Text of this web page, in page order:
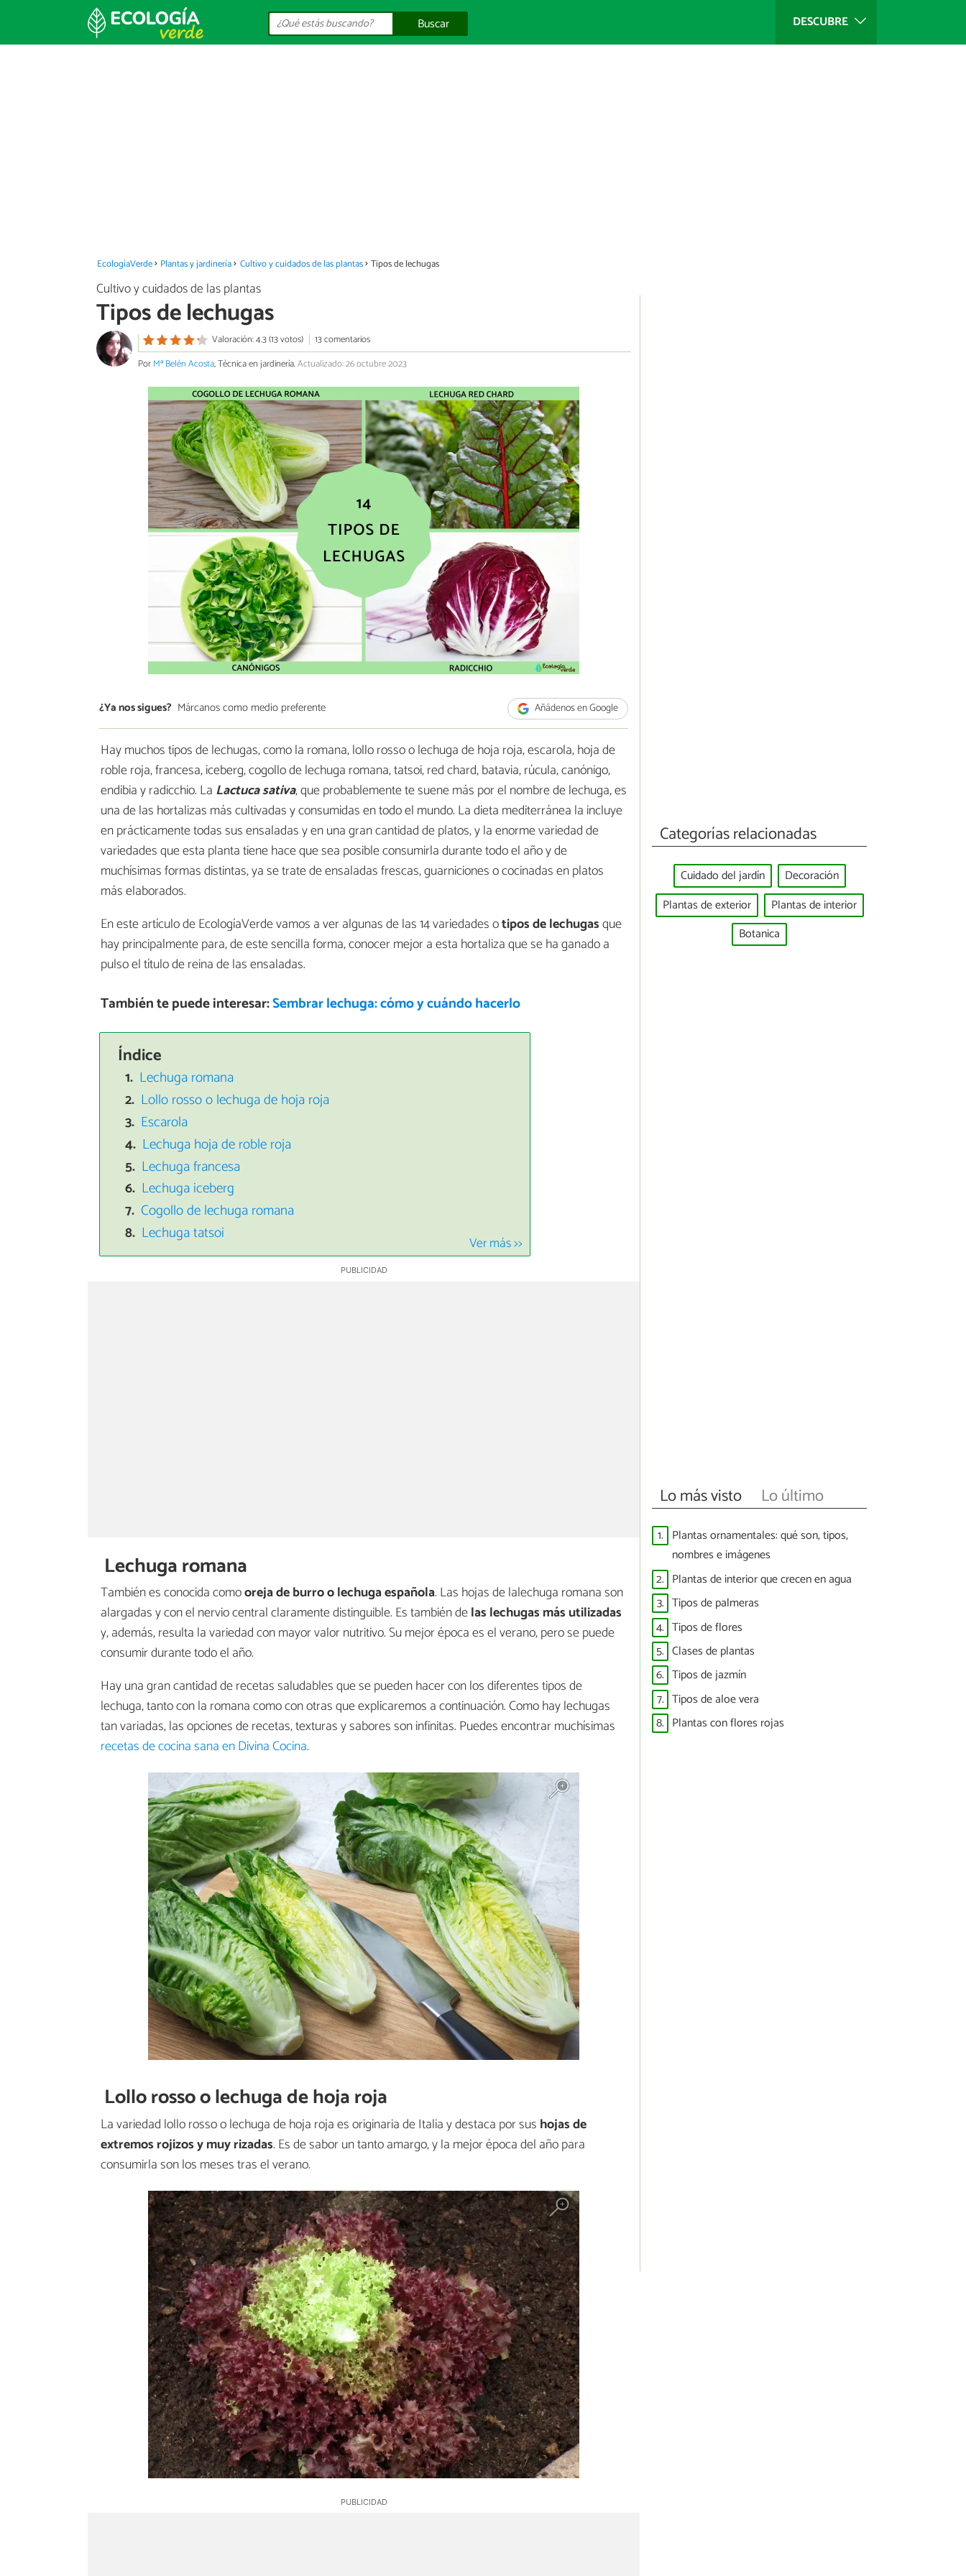
DESCUBRE
Buscar
EcologíaVerde Plantas y jardinería Cultivo y cuidados de las plantas Tipos de lechugas
Cultivo y cuidados de las plantas
Tipos de lechugas
Valoración: 4.3 (13 votos)
13 comentarios
PorMª Belén Acosta, Técnica en jardinería.Actualizado: 26 octubre 2023
¿Ya nos sigues? Márcanos como medio preferente Añádenos en Google
Hay muchos tipos de lechugas, como la romana, lollo rosso o lechuga de hoja roja, escarola, hoja de
roble roja, francesa, iceberg, cogollo de lechuga romana, tatsoi, red chard, batavia, rúcula, canónigo,
endibia y radicchio. La Lactuca sativa, que probablemente te suene más por el nombre de lechuga, es
una de las hortalizas más cultivadas y consumidas en todo el mundo. La dieta mediterránea la incluye
en prácticamente todas sus ensaladas y en una gran cantidad de platos, y la enorme variedad de
variedades que esta planta tiene hace que sea posible consumirla durante todo el año y de
muchísimas formas distintas, ya se trate de ensaladas frescas, guarniciones o cocinadas en platos
más elaborados.
En este artículo de EcologíaVerde vamos a ver algunas de las 14 variedades otipos de lechugasque
hay principalmente para, de este sencilla forma, conocer mejor a esta hortaliza que se ha ganado a
pulso el título de reina de las ensaladas.
También te puede interesar:Sembrar lechuga: cómo y cuándo hacerlo
Índice
Lechuga romana
Lollo rosso o lechuga de hoja roja
Escarola
Lechuga hoja de roble roja
Lechuga francesa
Lechuga iceberg
Cogollo de lechuga romana
Lechuga tatsoi
Ver más >>
Lechuga romana
También es conocida comooreja de burro o lechuga española. Las hojas de lalechuga romana son
alargadas y con el nervio central claramente distinguible. Es también delas lechugas más utilizadas
y, además, resulta la variedad con mayor valor nutritivo. Su mejor época es el verano, pero se puede
consumir durante todo el año.
Hay una gran cantidad de recetas saludables que se pueden hacer con los diferentes tipos de
lechuga, tanto con la romana como con otras que explicaremos a continuación. Como hay lechugas
tan variadas, las opciones de recetas, texturas y sabores son infinitas. Puedes encontrar muchísimas
recetas de cocina sana en Divina Cocina.
Lollo rosso o lechuga de hoja roja
La variedad lollo rosso o lechuga de hoja roja es originaria de Italia y destaca por sus hojas de
extremos rojizos y muy rizadas. Es de sabor un tanto amargo, y la mejor época del año para
consumirla son los meses tras el verano.
Categorías relacionadas
Cuidado del jardín
Decoración
Plantas de exterior
Plantas de interior
Botanica
Lo más visto Lo último
1. Plantas ornamentales: qué son, tipos,
nombres e imágenes
2. Plantas de interior que crecen en agua
3. Tipos de palmeras
4. Tipos de flores
5. Clases de plantas
6. Tipos de jazmín
7. Tipos de aloe vera
8. Plantas con flores rojas